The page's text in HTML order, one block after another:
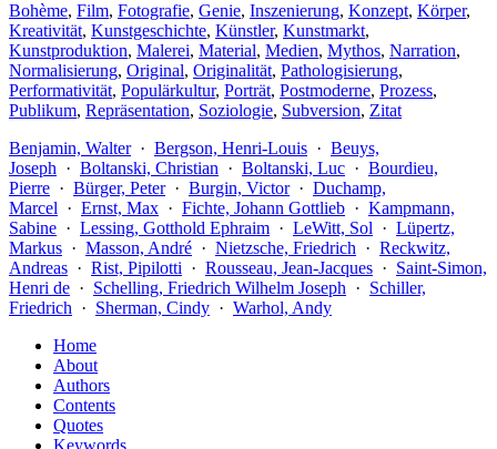
Bohème, Film, Fotografie, Genie, Inszenierung, Konzept, Körper,
Kreativität, Kunstgeschichte, Künstler, Kunstmarkt,
Kunstproduktion, Malerei, Material, Medien, Mythos, Narration,
Normalisierung, Original, Originalität, Pathologisierung,
Performativität, Populärkultur, Porträt, Postmoderne, Prozess,
Publikum, Repräsentation, Soziologie, Subversion, Zitat
Benjamin, Walter· Bergson, Henri-Louis · Beuys,
Joseph · Boltanski, Christian · Boltanski, Luc · Bourdieu,
Pierre · Bürger, Peter· Burgin, Victor· Duchamp,
Marcel · Ernst, Max · Fichte, Johann Gottlieb · Kampmann,
Sabine · Lessing, Gotthold Ephraim · LeWitt, Sol · Lüpertz,
Markus · Masson, André · Nietzsche, Friedrich · Reckwitz,
Andreas · Rist, Pipilotti · Rousseau, Jean-Jacques · Saint-Simon,
Henri de · Schelling, Friedrich Wilhelm Joseph · Schiller,
Friedrich · Sherman, Cindy · Warhol, Andy
Home
About
Authors
Contents
Quotes